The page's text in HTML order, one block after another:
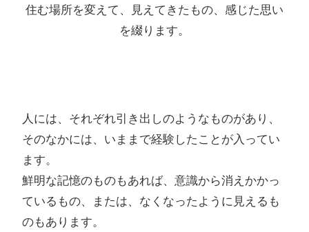
住む場所を変えて、見えてきたもの、感じた思い
を綴ります。
人には、それぞれ引き出しのようなものがあり、
そのなかには、いままで経験したことが入ってい
ます。
鮮明な記憶のものもあれば、意識から消えかかっ
ているもの、または、なくなったように見えるも
のもあります。